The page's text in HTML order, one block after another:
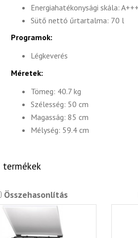
Energiahatékonysági skála:
Sütő nettó űrtartalma: 70 l
Programok:
Légkeverés
Méretek:
Tömeg: 40.7 kg
Szélesség: 50 cm
Magasság: 85 cm
Mélység: 59.4 cm
termékek
Összehasonlítás